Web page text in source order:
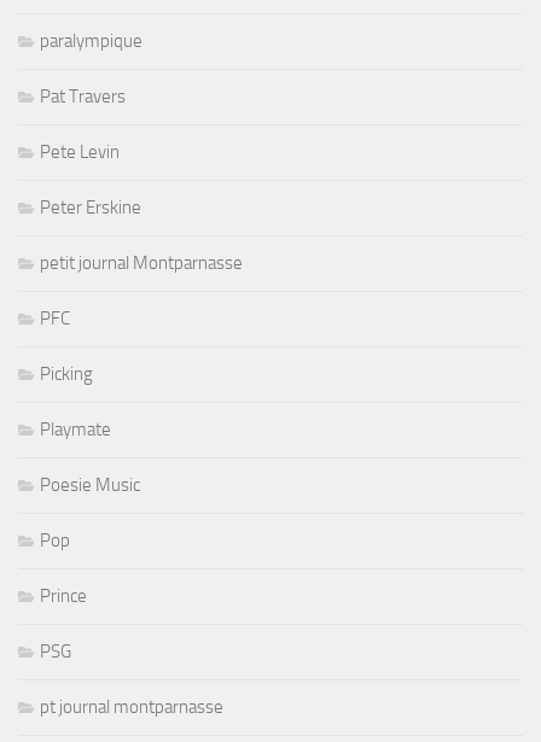
paralympique
Pat Travers
Pete Levin
Peter Erskine
petit journal Montparnasse
PFC
Picking
Playmate
Poesie Music
Pop
Prince
PSG
pt journal montparnasse